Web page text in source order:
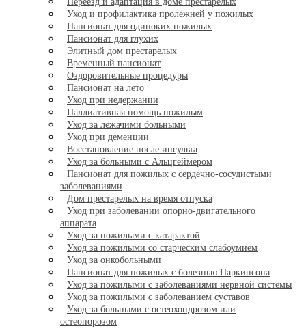
Уход и профилактика пролежней у пожилых
Пансионат для одиноких пожилых
Пансионат для глухих
Элитный дом престарелых
Временный пансионат
Оздоровительные процедуры
Пансионат на лето
Уход при недержании
Паллиативная помощь пожилым
Уход за лежачими больными
Уход при деменции
Восстановление после инсульта
Уход за больными с Альцгеймером
Пансионат для пожилых с сердечно-сосудистыми
заболеваниями
Дом престарелых на время отпуска
Уход при заболевании опорно-двигательного
аппарата
Уход за пожилыми с катарактой
Уход за пожилыми со старческим слабоумием
Уход за онкобольными
Пансионат для пожилых с болезнью Паркинсона
Уход за пожилыми с заболеваниями нервной системы
Уход за пожилыми с заболеванием суставов
Уход за больными с остеохондрозом или
остеопорозом